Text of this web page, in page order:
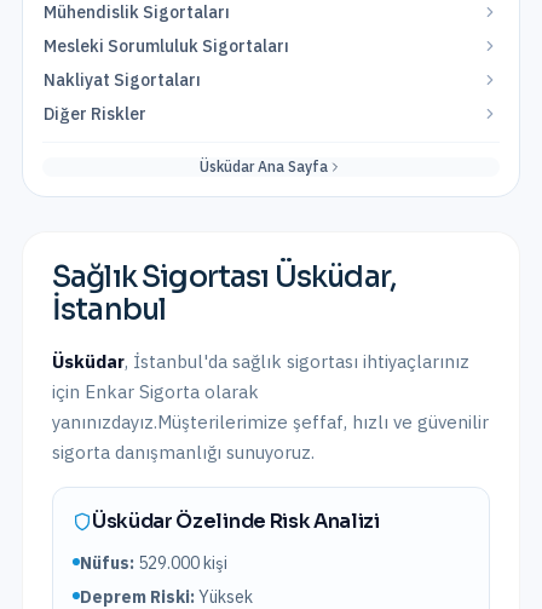
Mühendislik Sigortaları
Mesleki Sorumluluk Sigortaları
Nakliyat Sigortaları
Diğer Riskler
ÜsküdarAna Sayfa
Sağlık Sigortası Üsküdar,
İstanbul
Üsküdar, İstanbul'da sağlık sigortası ihtiyaçlarınız
için Enkar Sigorta olarak
yanınızdayız.Müşterilerimize şeffaf, hızlı ve güvenilir
sigorta danışmanlığı sunuyoruz.
ÜsküdarÖzelinde Risk Analizi
Nüfus: 529.000kişi
Deprem Riski:Yüksek